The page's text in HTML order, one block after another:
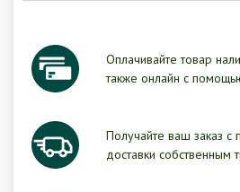
Оплачивайте товар
также онлайн с
Получайте ваш заказ с
доставки собственным